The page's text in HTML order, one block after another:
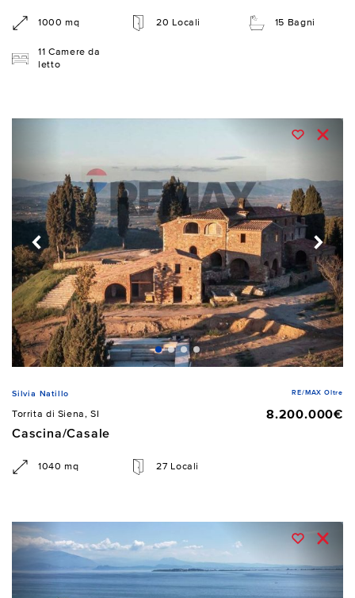
1000 mq 20 Locali 15 Bagni
11 Camere da
letto
Silvia Natillo RE/MAX Oltre
Torrita di Siena, SI
8.200.000€
Cascina/Casale
1040 mq 27 Locali